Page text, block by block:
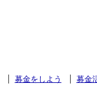
募金をしよう 募金